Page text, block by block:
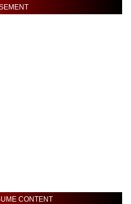
CONTENT